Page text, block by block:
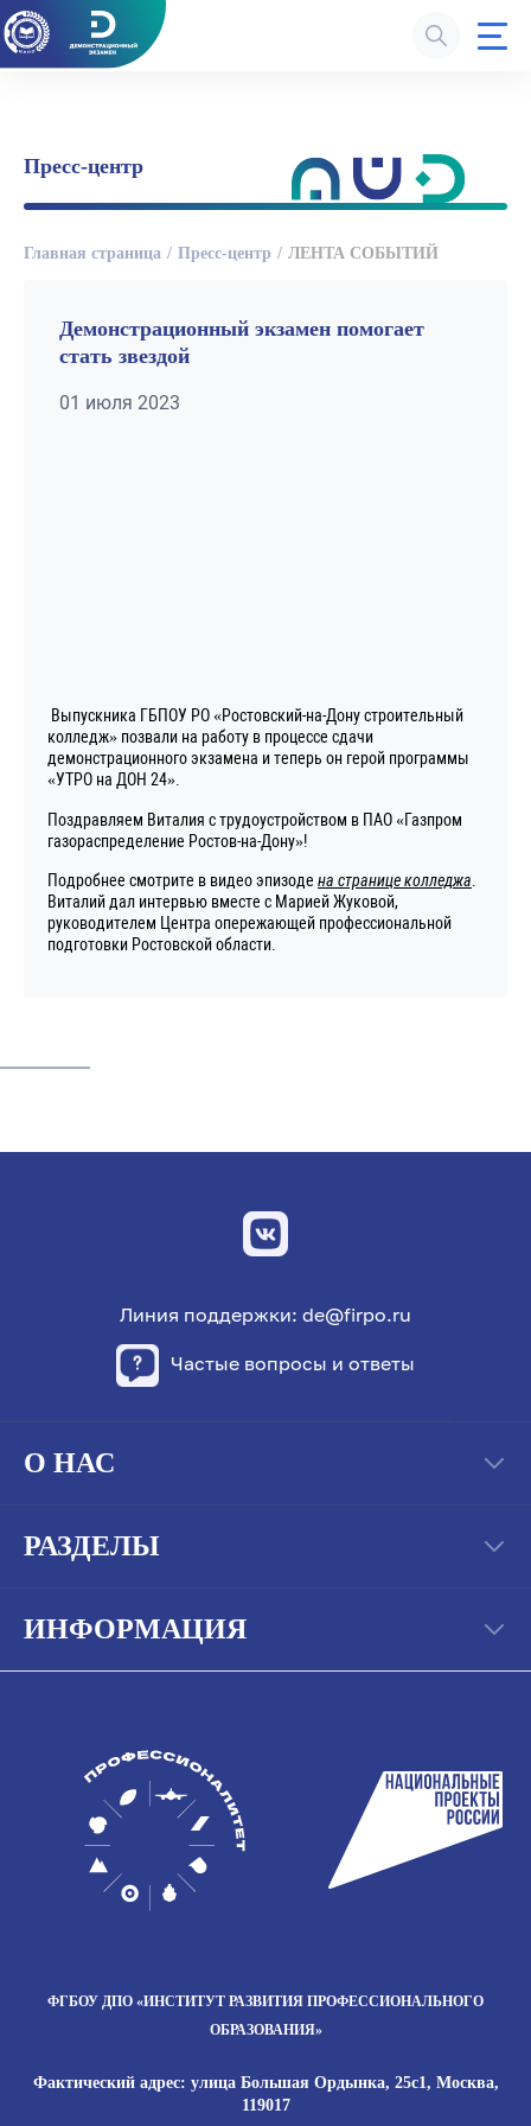
Пресс-центр
Главная страница Пресс-центр ЛЕНТА СОБЫТИЙ
Демонстрационный экзамен помогает
стать звездой
01 июля 2023
Выпускника ГБПОУ РО «Ростовский-на-Дону строительный
колледж» позвали на работу в процессе сдачи
демонстрационного экзамена и теперь он герой программы
«УТРО на ДОН 24».
Поздравляем Виталия с трудоустройством в ПАО «Газпром
газораспределение Ростов-на-Дону»!
Подробнее смотрите в видео эпизоде на странице колледжа
Виталий дал интервью вместе с Марией Жуковой,
руководителем Центра опережающей профессиональной
подготовки Ростовской области.
Линия поддержки: de@firpo.ru
Частые вопросы и ответы
О НАС
РАЗДЕЛЫ
ИНФОРМАЦИЯ
ФГБОУ ДПО «ИНСТИТУТ РАЗВИТИЯ ПРОФЕССИОНАЛЬНОГО
ОБРАЗОВАНИЯ»
Фактический адрес: улица Большая Ордынка, 25с1, Москва,
119017